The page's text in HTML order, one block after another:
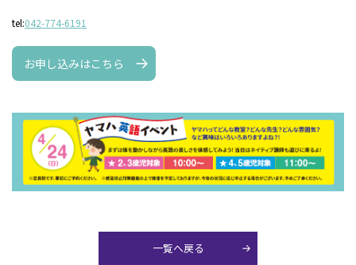
tel:042-774-6191
お申し込みはこちら
一覧へ戻る